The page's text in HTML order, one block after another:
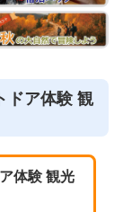
ドア体験 観
体験 観光